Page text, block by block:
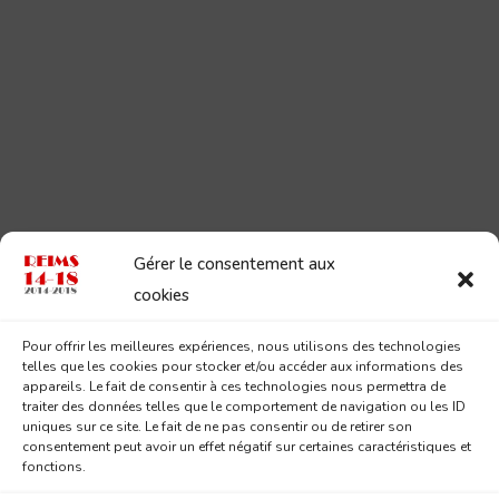
Gérer le consentement aux
cookies
Pour offrir les meilleures expériences, nous utilisons des technologies
telles que les cookies pour stocker et/ou accéder aux informations des
appareils. Le fait de consentir à ces technologies nous permettra de
traiter des données telles que le comportement de navigation ou les ID
uniques sur ce site. Le fait de ne pas consentir ou de retirer son
consentement peut avoir un effet négatif sur certaines caractéristiques et
fonctions.